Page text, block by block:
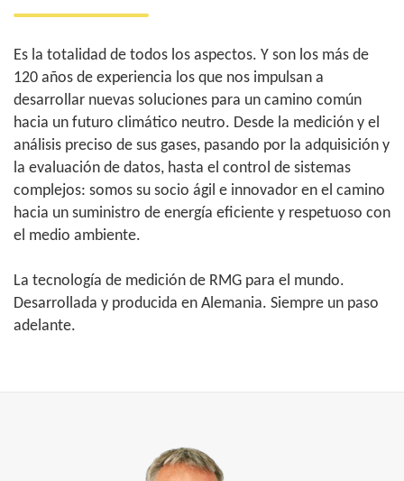
Es la totalidad de todos los aspectos. Y son los más de
120 años de experiencia los que nos impulsan a
desarrollar nuevas soluciones para un camino común
hacia un futuro climático neutro. Desde la medición y el
análisis preciso de sus gases, pasando por la adquisición y
la evaluación de datos, hasta el control de sistemas
complejos: somos su socio ágil e innovador en el camino
hacia un suministro de energía eficiente y respetuoso con
el medio ambiente.
La tecnología de medición de RMG para el mundo.
Desarrollada y producida en Alemania. Siempre un paso
adelante.